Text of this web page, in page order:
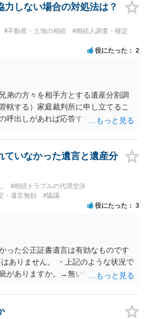
れればその効力が否定される可能性
割協議に加わっていること ・御祖母
う実益が誰にあったかの立証が困難
産分割協議の効力が否定される可能
ードルは非常に高い）ということが
力しない場合の対処法は？
#不動産・土地の相続
#相続人調査・確定
役にたった 2
弟の方々を相手方とする遺産分割調
轄する）家庭裁判所に申し立てるこ
呼出しがあれば応答する可能性がま
上にないので必要書類をてきぱきと
非御注意ください。
ていなかった遺言と遺産分
#相続トラブルの代理交渉
・遺言無効 #協議
役にたった 3
った公正証書遺言は有効なものです
ありません。 ・上記のような状況で
がありますか。→無いです。 ・分割
ますので、どこが妥当とは言えない
。 ・できれば穏やかに、分割を拒否